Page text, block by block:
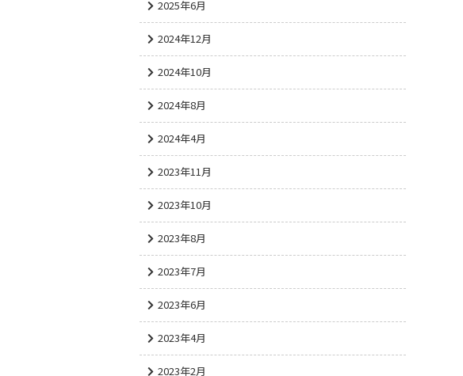
2025年6月
2024年12月
2024年10月
2024年8月
2024年4月
2023年11月
2023年10月
2023年8月
2023年7月
2023年6月
2023年4月
2023年2月